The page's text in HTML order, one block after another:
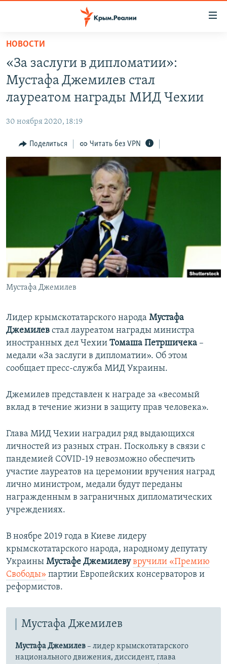
Вернуться
основному
содержанию
Вернутся
главной
навигации
Вернутся
поиску
СПЕЦПРОЕКТЫ
11 ЛЕТ ОККУПАЦИИ КРЫМА. 11 ИСТОРИЙ СОПРОТИВЛЕНИЯ
ВОДА
ЕЩЕ
ИНТЕРАКТИВ
ТЕЛЕПРОЕКТ КРЫМ.РЕАЛИИ
СОВЕТЫ ПРАВОЗАЩИТНИКОВ
ПРОПАВШИЕ БЕЗ ВЕСТИ
ПОБЕДИТЕЛЕЙ НЕ СУДЯТ?
КРЫМ.НЕПОКОРЕННЫЙ
ELIFBE
УКРАИНСКАЯ ПРОБЛЕМА КРЫМА
РАДІО СВОБОДА
КАК ОБОЙТИ БЛОКИРОВКУ
ПРИСОЕДИНЯЙТЕСЬ!
НОВОСТИ
«За заслуги в дипломатии»:
Мустафа Джемилев стал
лауреатом награды МИД Чехии
30 ноября 2020, 18:19
Поделиться Читать без VPN
Мустафа Джемилев
Лидер крымскотатарского народа Мустафа
Джемилев стал лауреатом награды министра
иностранных дел Чехии Томаша Петршичека –
медали «За заслуги в дипломатии». Об этом
сообщает пресс-служба МИД Украины.
Джемилев представлен к награде за «весомый
вклад в течение жизни в защиту прав человека».
Глава МИД Чехии наградил ряд выдающихся
личностей из разных стран. Поскольку в связи с
пандемией COVID-19 невозможно обеспечить
участие лауреатов на церемонии вручения наград
лично министром, медали будут переданы
награжденным в заграничных дипломатических
учреждениях.
В ноябре 2019 года в Киеве лидеру
крымскотатарского народа, народному депутату
Украины Мустафе Джемилеву вручили «Премию
Свободы» партии Европейских консерваторов и
реформистов.
Мустафа Джемилев
Мустафа Джемилев– лидер крымскотатарского
национального движения, диссидент, глава